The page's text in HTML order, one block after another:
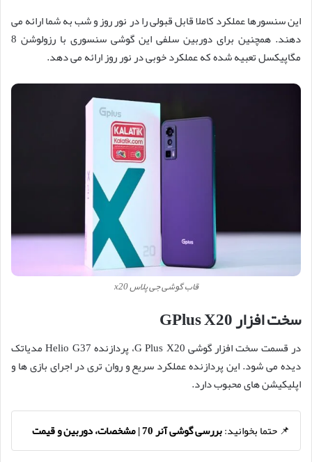
این سنسورها عملکرد کاملا قابل قبولی را در نور روز و شب به شما ارائه می
دهند. همچنین برای دوربین سلفی این گوشی سنسوری با رزولوشن 8
مگاپیکسل تعبیه شده که عملکرد خوبی در نور روز ارائه می دهد.
قاب گوشی جی پلاس x20
سخت افزار GPlus X20
در قسمت سخت افزار گوشی G Plus X20، پردازنده Helio G37 مدیاتک
دیده می شود. این پردازنده عملکرد سریع و روان تری در اجرای بازی ها و
اپلیکیشن های محبوب دارد.
📌 حتما بخوانید:بررسی گوشی آنر 70 | مشخصات، دوربین و قیمت